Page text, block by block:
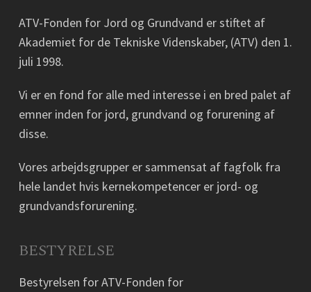
ATV-Fonden for Jord og Grundvand er stiftet af
Akademiet for de Tekniske Videnskaber, (ATV) den 1.
juli 1998.
Vi er en fond for alle med interesse i en bred palet af
emner inden for jord, grundvand og forurening af
disse.
Vores arbejdsgrupper er sammensat af fagfolk fra
hele landet hvis kernekompetencer er jord- og
grundvandsforurening.
BESTYRELSE
Bestyrelsen for ATV-Fonden for